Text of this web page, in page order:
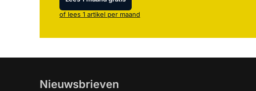
of lees 1 artikel per maand
Nieuwsbrieven